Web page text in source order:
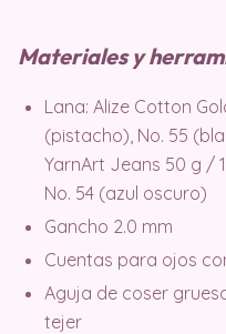
Materiales y
Lana: Alize Cotton
(pistacho), No. 55
YarnArt Jeans 50 g /
No. 54 (azul oscuro)
Gancho 2.0 mm
Cuentas para ojos
Aguja de coser
tejer